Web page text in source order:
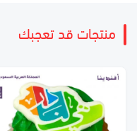
منتجات قد تعجبك